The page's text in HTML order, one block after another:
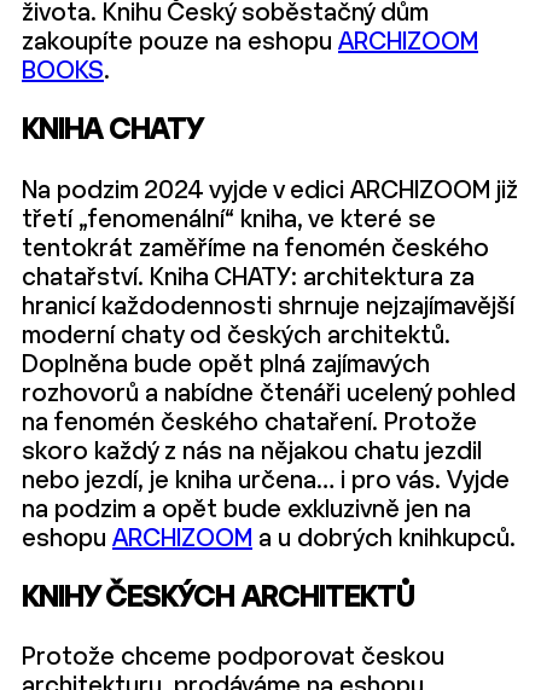
života. Knihu Český soběstačný dům
zakoupíte pouze na eshopu ARCHIZOOM
BOOKS.
KNIHA CHATY
Na podzim 2024 vyjde v edici ARCHIZOOM již
třetí „fenomenální“ kniha, ve které se
tentokrát zaměříme na fenomén českého
chatařství. Kniha CHATY: architektura za
hranicí každodennosti shrnuje nejzajímavější
moderní chaty od českých architektů.
Doplněna bude opět plná zajímavých
rozhovorů a nabídne čtenáři ucelený pohled
na fenomén českého chataření. Protože
skoro každý z nás na nějakou chatu jezdil
nebo jezdí, je kniha určena… i pro vás. Vyjde
na podzim a opět bude exkluzivně jen na
eshopu ARCHIZOOM a u dobrých knihkupců.
KNIHY ČESKÝCH ARCHITEKTŮ
Protože chceme podporovat českou